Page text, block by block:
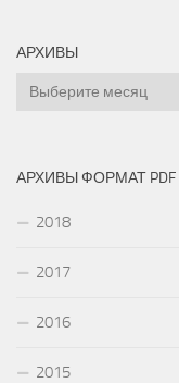
АРХИВЫ
Архивы
АРХИВЫ ФОРМАТ PDF
2018
2017
2016
2015